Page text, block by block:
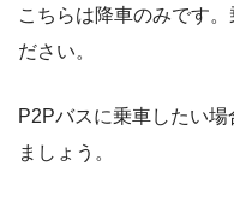
こちらは降車のみです
ださい。
P2Pバスに乗車したい
ましょう。